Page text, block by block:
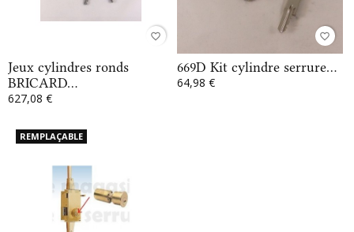
favorite_border
Jeux cylindres ronds
BRICARD...
627,08 €
favorite_border
669D Kit cylindre serrure...
64,98 €
REMPLAÇABLE